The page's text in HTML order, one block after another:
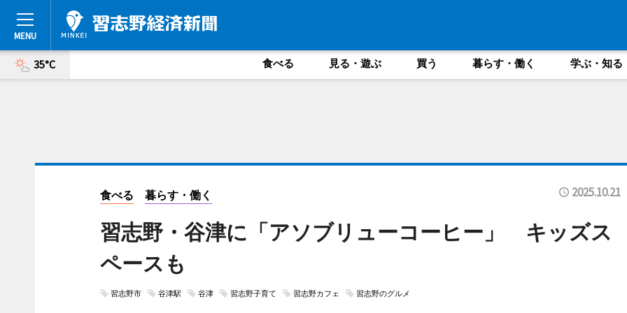
35°C 食べる 見る・遊ぶ 買う 暮らす・働く 学ぶ・知る
食べる 暮らす・働く 2025.10.21
習志野・谷津に「アソブリューコーヒー」 キッズス
ペースも
習志野市 谷津駅 谷津 習志野子育て 習志野カフェ 習志野のグルメ